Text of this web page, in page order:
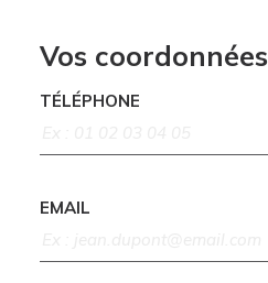
Vos coordonnées
TÉLÉPHONE
EMAIL